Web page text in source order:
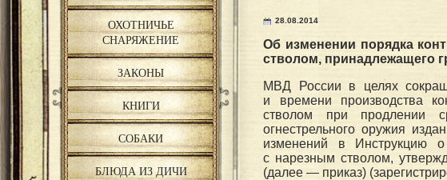
ОХОТНИЧЬЕ
СНАРЯЖЕНИЕ
ЗАКОНЫ
КНИГИ
СОБАКИ
БЛЮДА ИЗ ДИЧИ
28.08.2014
Об изменении порядка
стволом, принадлежащего
MВД России в целях
и времени производства
стволом при продлении
огнестрельного оружия
изменений в Инструкцию о
с нарезным стволом,
(далее — приказ)